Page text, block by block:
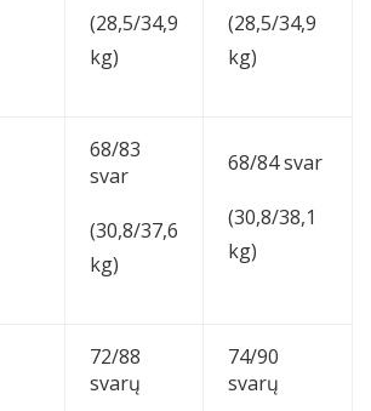
(28,5/34,9
kg)
(28,5/34,9
kg)
68/83
svar
(30,8/37,6
kg)
68/84 svar
(30,8/38,1
kg)
72/88
svarų
74/90
svarų